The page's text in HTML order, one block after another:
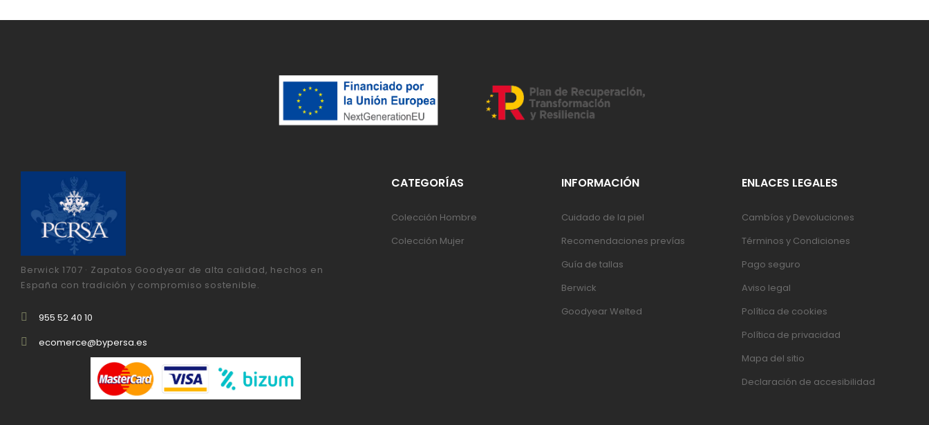
Berwick 1707 · Zapatos Goodyear de alta calidad, hechos en
España con tradición y compromiso sostenible.
955 52 40 10
ecomerce@bypersa.es
CATEGORÍAS
Colección Hombre
Colección Mujer
INFORMACIÓN
Cuidado de la piel
Recomendaciones prevías
Guía de tallas
Berwick
Goodyear Welted
ENLACES LEGALES
Cambíos y Devoluciones
Términos y Condiciones
Pago seguro
Aviso legal
Política de cookies
Política de privacidad
Mapa del sitio
Declaración de accesibilidad